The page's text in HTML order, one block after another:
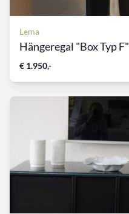
Lema
Hängeregal "Box Typ F"
€ 1.950,-